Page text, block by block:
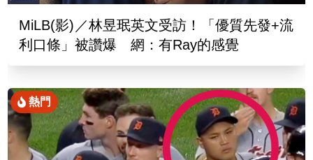
MiLB(影)／林昱珉英文受訪！「優質先發+流
利口條」被讚爆 網：有Ray的感覺
熱門